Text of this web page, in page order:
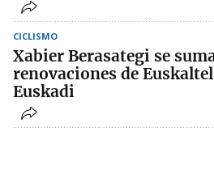
CICLISMO
Xabier Berasategi se
renovaciones de
Euskadi